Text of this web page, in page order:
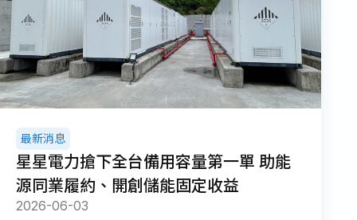
最新消息
星星電力搶下全台備用容量第一單 助能
源同業履約、開創儲能固定收益
2026-06-03